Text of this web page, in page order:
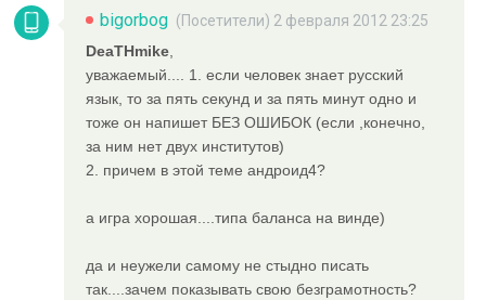
bigorbog (Посетители) 2 февраля 2012 23:25
DeaTHmike
уважаемый.... 1. если человек знает русский
язык, то за пять секунд и за пять минут одно и
тоже он напишет БЕЗ ОШИБОК (если ,конечно,
за ним нет двух институтов)
2. причем в этой теме андроид4?
а игра хорошая....типа баланса на винде)
да и неужели самому не стыдно писать
так....зачем показывать свою безграмотность?